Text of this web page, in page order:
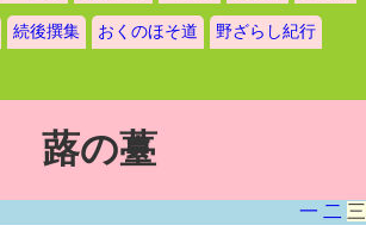
続後撰集 おくのほそ道 野ざらし紀行
蕗の薹
一 二 三